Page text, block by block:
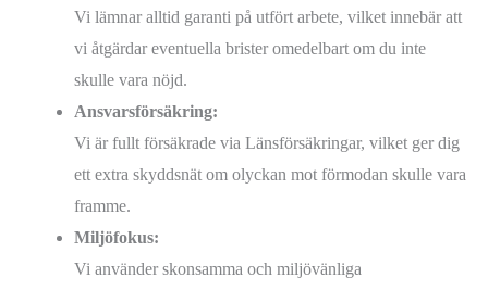
Vi lämnar alltid garanti på utfört arbete, vilket innebär att
vi åtgärdar eventuella brister omedelbart om du inte
skulle vara nöjd.
Ansvarsförsäkring:
Vi är fullt försäkrade via Länsförsäkringar, vilket ger dig
ett extra skyddsnät om olyckan mot förmodan skulle vara
framme.
Miljöfokus:
Vi använder skonsamma och miljövänliga